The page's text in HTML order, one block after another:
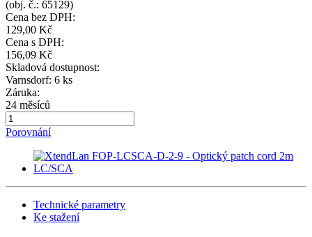
(obj. č.: 65129)
Cena bez DPH:
129,00 Kč
Cena s DPH:
156,09 Kč
Skladová dostupnost:
Varnsdorf: 6 ks
Záruka:
24 měsíců
Porovnání
Technické parametry
Ke stažení